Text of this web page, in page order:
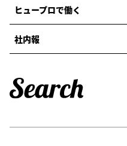
ヒュープロで働く
社内報